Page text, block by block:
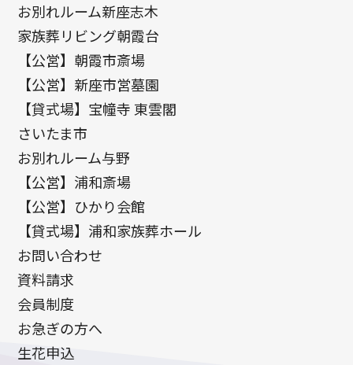
お別れルーム新座志木
家族葬リビング朝霞台
【公営】朝霞市斎場
【公営】新座市営墓園
【貸式場】宝幢寺 東雲閣
さいたま市
お別れルーム与野
【公営】浦和斎場
【公営】ひかり会館
【貸式場】浦和家族葬ホール
お問い合わせ
資料請求
会員制度
お急ぎの方へ
生花申込